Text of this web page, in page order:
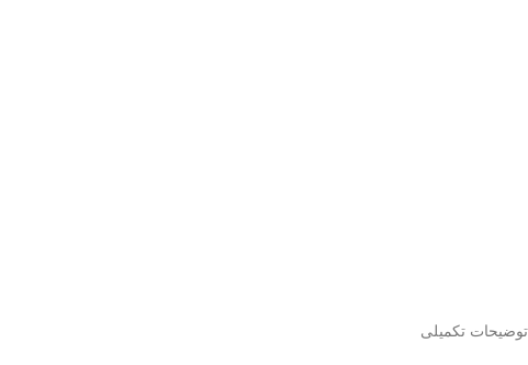
توضیحات تکمیلی